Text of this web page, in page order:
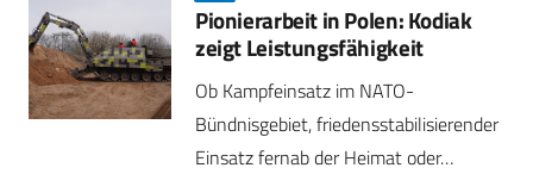
Pionierarbeit in Polen: Kodiak
zeigt Leistungsfähigkeit
Ob Kampfeinsatz im NATO-
Bündnisgebiet, friedensstabilisierender
Einsatz fernab der Heimat oder…